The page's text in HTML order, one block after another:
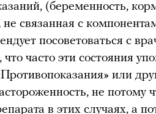
(беременность,
связанная с
посоветоваться с
часто эти состояния
или
не потому
в этих случаях, а